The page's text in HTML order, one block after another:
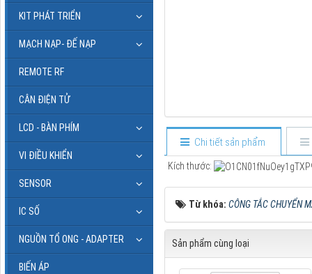
Chi tiết sản phẩm
Kích thước:
Từ khóa: CÔNG TẮC CHUYỂN
Sản phẩm cùng loại
KIT PHÁT TRIỂN
MẠCH NẠP- ĐẾ NẠP
REMOTE RF
CÂN ĐIỆN TỬ
LCD - BÀN PHÍM
VI ĐIỀU KHIỂN
SENSOR
IC SỐ
NGUỒN TỔ ONG - ADAPTER
BIẾN ÁP